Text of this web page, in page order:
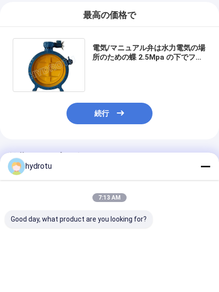
最高の価格で
電気/マニュアル弁は水力電気の場
所のための蝶 2.5Mpa の下でフラ
続行
推薦されたプロダクト
hydrotu
7:13 AM
Good day, what product are you looking for?